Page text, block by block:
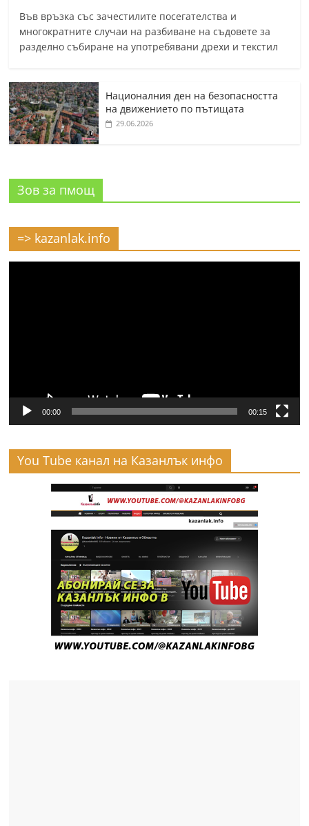
Във връзка със зачестилите посегателства и
многократните случаи на разбиване на съдовете за
разделно събиране на употребявани дрехи и текстил
Националния ден на безопасността
на движението по пътищата
29.06.2026
Зов за пмощ
=> kazanlak.info
00:00 00:15
You Tube канал на Казанлък инфо